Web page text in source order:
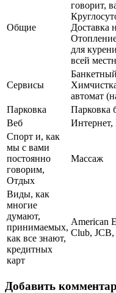
Общие
говорит,
Доставка
для
всей
Сервисы
автомат
Парковка
Парковка
Веб
Спорт и, как
мы с вами
постоянно
говорим,
Отдых
Массаж
Виды, как
многие
думают,
принимаемых,
как все знают,
кредитных
карт
American
Club,
Добавить